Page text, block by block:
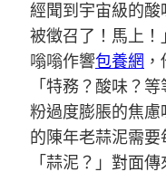
經聞到宇宙級的
被徵召了！馬上
嗡嗡作響包養網
「特務？酸味？
粉過度膨脹的焦
的陳年老蒜泥需要
「蒜泥？」對面